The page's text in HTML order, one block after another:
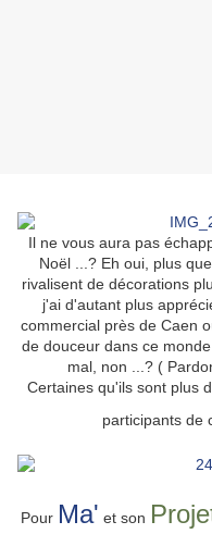
Il ne vous aura pas
Noël ...? Eh oui, plus
rivalisent de décorations
j'ai d'autant plus
commercial près de Caen
de douceur dans ce
mal, non ...? (
Certaines qu'ils sont plus
participants de
Pour Ma' et son